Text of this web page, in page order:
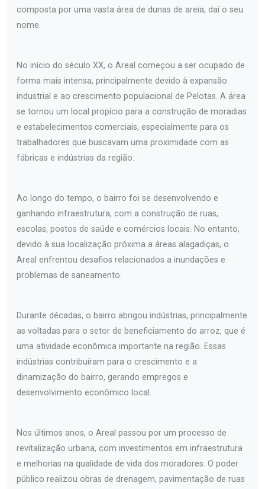
composta por uma vasta área de dunas de areia, daí o seu
nome.
No início do século XX, o Areal começou a ser ocupado de
forma mais intensa, principalmente devido à expansão
industrial e ao crescimento populacional de Pelotas. A área
se tornou um local propício para a construção de moradias
e estabelecimentos comerciais, especialmente para os
trabalhadores que buscavam uma proximidade com as
fábricas e indústrias da região.
Ao longo do tempo, o bairro foi se desenvolvendo e
ganhando infraestrutura, com a construção de ruas,
escolas, postos de saúde e comércios locais. No entanto,
devido à sua localização próxima a áreas alagadiças, o
Areal enfrentou desafios relacionados a inundações e
problemas de saneamento.
Durante décadas, o bairro abrigou indústrias, principalmente
as voltadas para o setor de beneficiamento do arroz, que é
uma atividade econômica importante na região. Essas
indústrias contribuíram para o crescimento e a
dinamização do bairro, gerando empregos e
desenvolvimento econômico local.
Nos últimos anos, o Areal passou por um processo de
revitalização urbana, com investimentos em infraestrutura
e melhorias na qualidade de vida dos moradores. O poder
público realizou obras de drenagem, pavimentação de ruas